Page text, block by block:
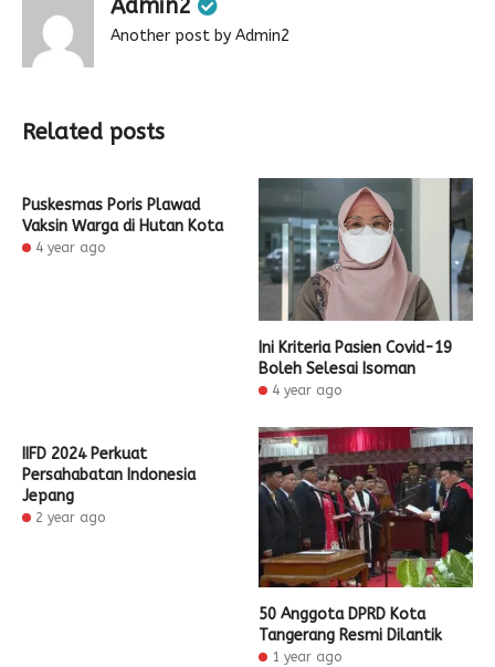
Admin2
Another post by Admin2
Related posts
Puskesmas Poris Plawad
Vaksin Warga di Hutan Kota
4 year ago
Ini Kriteria Pasien Covid-19
Boleh Selesai Isoman
4 year ago
IIFD 2024 Perkuat
Persahabatan Indonesia
Jepang
2 year ago
50 Anggota DPRD Kota
Tangerang Resmi Dilantik
1 year ago